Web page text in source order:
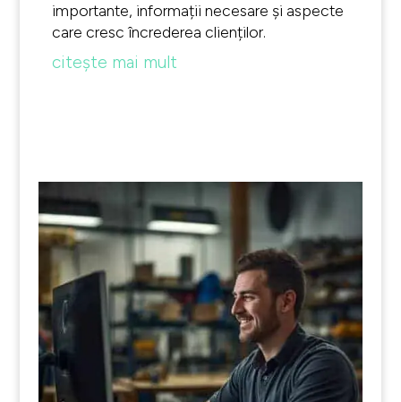
importante, informații necesare și aspecte
care cresc încrederea clienților.
citește mai mult